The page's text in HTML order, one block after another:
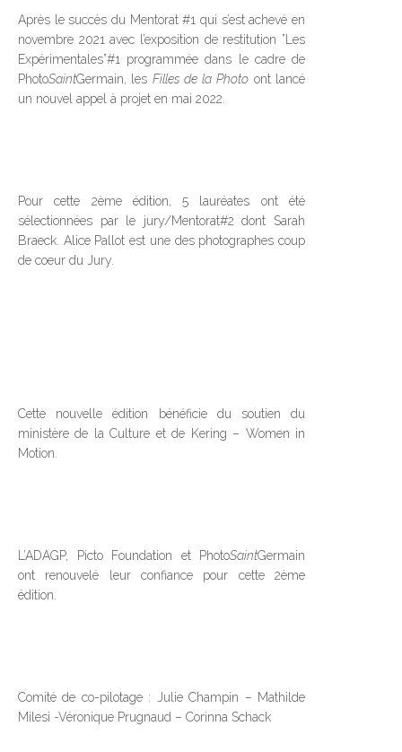
Après le succès du Mentorat #1 qui s’est achevé en
novembre 2021 avec l’exposition de restitution ”Les
Expérimentales”#1 programmée dans le cadre de
PhotoSaintGermain, les Filles de la Photo ont lancé
un nouvel appel à projet en mai 2022.
Pour cette 2ème édition, 5 lauréates ont été
sélectionnées par le jury/Mentorat#2 dont Sarah
Braeck. Alice Pallot est une des photographes coup
de coeur du Jury.
Cette nouvelle édition bénéficie du soutien du
ministère de la Culture et de Kering – Women in
Motion.
L’ADAGP, Picto Foundation et PhotoSaintGermain
ont renouvelé leur confiance pour cette 2ème
édition.
Comité de co-pilotage : Julie Champin – Mathilde
Milesi -Véronique Prugnaud – Corinna Schack